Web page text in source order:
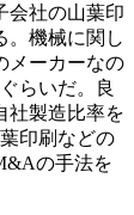
会社の山葉印
。機械に関し
メーカーなの
らいだ。良
社製造比率を
印刷などの
の手法を